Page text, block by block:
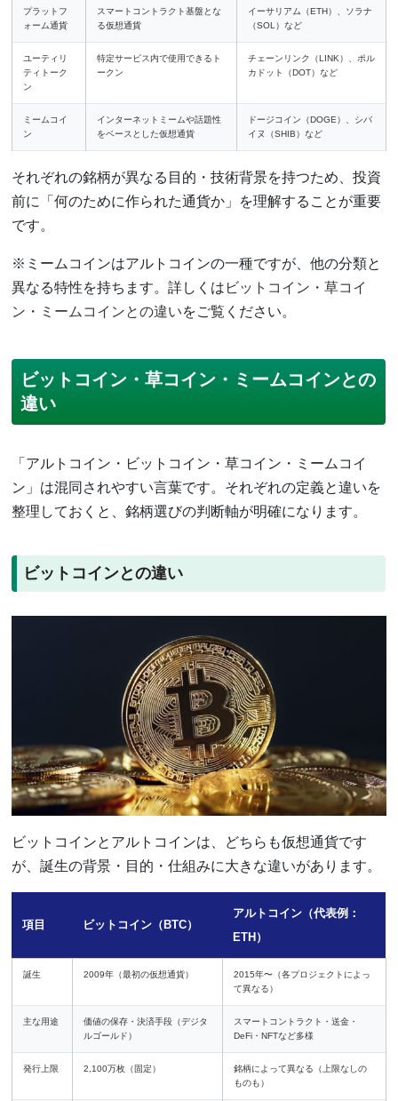
プラットフ
ォーム通貨
スマートコントラクト基盤とな
る仮想通貨
イーサリアム（ETH）、ソラナ
（SOL）など
ユーティリ
ティトーク
ン
特定サービス内で使用できるト
ークン
チェーンリンク（LINK）、ポル
カドット（DOT）など
ミームコイ
ン
インターネットミームや話題性
をベースとした仮想通貨
ドージコイン（DOGE）、シバ
イヌ（SHIB）など
それぞれの銘柄が異なる目的・技術背景を持つため、投資
前に「何のために作られた通貨か」を理解することが重要
です。
※ミームコインはアルトコインの一種ですが、他の分類と
異なる特性を持ちます。詳しくは ビットコイン・草コイ
ン・ミームコインとの違いをご覧ください。
ビットコイン・草コイン・ミームコインとの
違い
「アルトコイン・ビットコイン・草コイン・ミームコイ
ン」は混同されやすい言葉です。それぞれの定義と違いを
整理しておくと、銘柄選びの判断軸が明確になります。
ビットコインとの違い
ビットコインとアルトコインは、どちらも仮想通貨です
が、誕生の背景・目的・仕組みに大きな違いがあります。
項目 ビットコイン（BTC）
アルトコイン（代表例：
ETH）
誕生 2009年（最初の仮想通貨）
2015年〜（各プロジェクトによっ
て異なる）
主な用途
価値の保存・決済手段（デジタ
ルゴールド）
スマートコントラクト・送金・
DeFi・NFTなど多様
発行上限 2,100万枚（固定）
銘柄によって異なる（上限なしの
ものも）